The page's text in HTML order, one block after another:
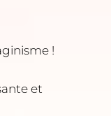
!
et